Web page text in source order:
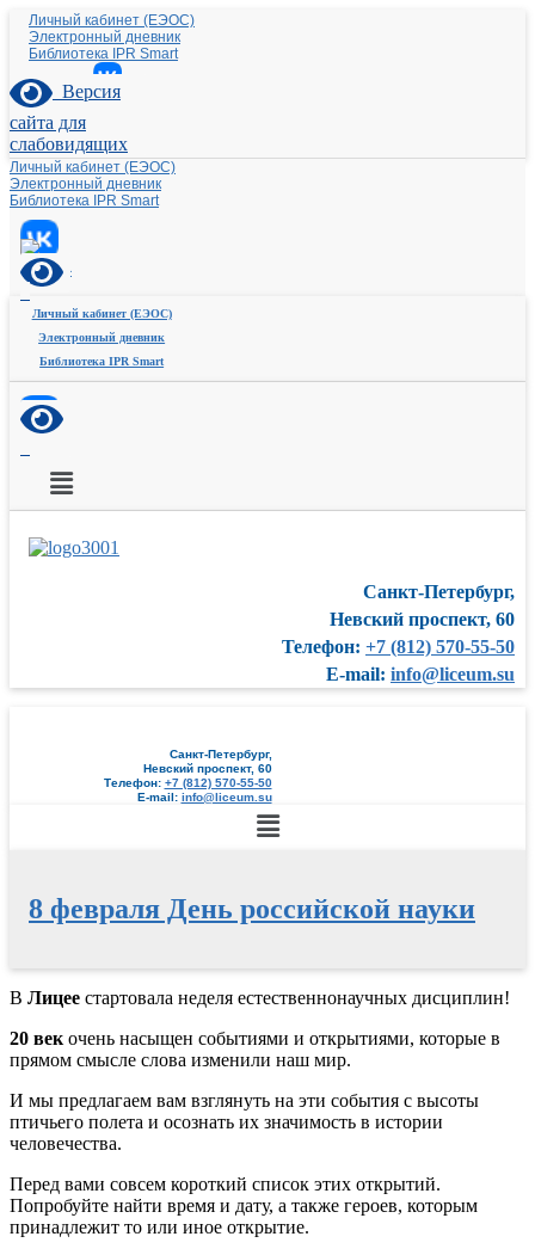
Личный кабинет (ЕЭОС)
Электронный дневник
Библиотека IPR Smart
Версия
сайта для
слабовидящих
Личный кабинет (ЕЭОС)
Электронный дневник
Библиотека IPR Smart
Личный кабинет (ЕЭОС)
Электронный дневник
Библиотека IPR Smart
Меню
Санкт-Петербург,
Невский проспект, 60
Телефон: +7 (812) 570-55-50
E-mail: info@liceum.su
Санкт-Петербург,
Невский проспект, 60
Телефон: +7 (812) 570-55-50
E-mail: info@liceum.su
Меню
8 февраля День российской науки
Перейти
содержимому
В Лицее стартовала неделя естественнонаучных дисциплин!
20 век очень насыщен событиями и открытиями, которые в
прямом смысле слова изменили наш мир.
И мы предлагаем вам взглянуть на эти события с высоты
птичьего полета и осознать их значимость в истории
человечества.
Перед вами совсем короткий список этих открытий.
Попробуйте найти время и дату, а также героев, которым
принадлежит то или иное открытие.